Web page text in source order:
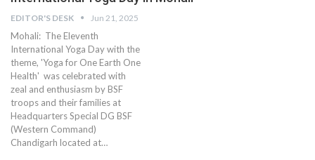
EDITOR'S DESK Jun 21, 2025
Mohali: The Eleventh
International Yoga Day with the
theme, 'Yoga for One Earth One
Health' was celebrated with
zeal and enthusiasm by BSF
troops and their families at
Headquarters Special DG BSF
(Western Command)
Chandigarh located at…